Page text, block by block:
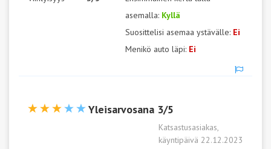
asemalla: Kyllä
Suosittelisi asemaa ystävälle: Ei
Menikö auto läpi: Ei
Yleisarvosana 3/5
Katsastusasiakas,
käyntipäivä 22.12.2023